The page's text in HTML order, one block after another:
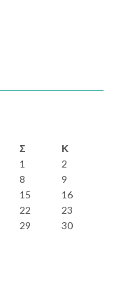
Σ
Κ
1
2
8
9
15
16
22
23
29
30